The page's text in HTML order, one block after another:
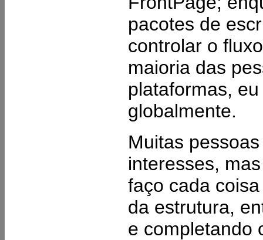
pacotes de
controlar o
maioria das
plataformas,
globalmente.
Muitas
interesses,
faço cada
da estrutura,
e completando